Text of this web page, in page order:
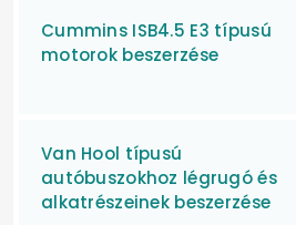
Cummins ISB4.5 E3 típusú
motorok beszerzése
Van Hool típusú
autóbuszokhoz légrugó és
alkatrészeinek beszerzése